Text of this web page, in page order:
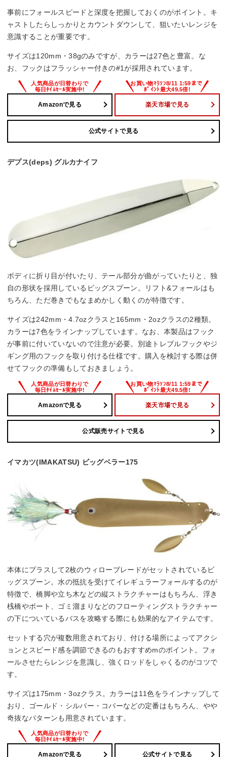
事前にフォールスピードと深度を把握しておくのがポイント。キ
ャストしたらしっかりとカウントダウンして、狙いたいレンジを
意識することが重要です。
サイズは120mm・38gのみですが、カラーは27色と豊富。な
お、フックはフラッシャー付きの#1が採用されています。
Amazonで見る 楽天市場で見る
公式サイトで見る
デプス(deps) グルカナイフ
ボディに折り目が付いたり、テール部分が曲がっていたりと、独
自の形状を採用しているビッグスプーン。リフト&フォールはも
ちろん、ただ巻きでもなまめかしく動くのが特徴です。
サイズは242mm・4.7ozクラスと165mm・2ozクラスの2種類。
カラーは7色をラインナップしています。なお、本製品はフック
が事前に付いていないので注意が必要。別途トレブルフックやジ
ギング用のフックを取り付ける仕様です。購入を検討する際は併
せてフックの準備もしておきましょう。
Amazonで見る 楽天市場で見る
公式販売サイトで見る
イマカツ(IMAKATSU) ビッグベラー175
本体にプラスして2枚のウィローブレードがセットされているビ
ッグスプーン。水の抵抗を受けてイレギュラーフォールするのが
特徴で、橋脚や立ち木などの縦ストラクチャーはもちろん、浮き
桟橋やボート、ゴミ溜まりなどのフローティングストラクチャー
の下についているバスを攻略する際にも効果的なアイテムです。
セットする穴が複数用意されており、付ける場所によってアクシ
ョンとスピード感を調節できるのもおすすめmのポイント。フォ
ールさせたらレンジを意識し、強くロッドをしゃくるのがコツで
す。
サイズは175mm・3ozクラス。カラーは11色をラインナップして
おり、ゴールド・シルバー・コパーなどの定番はもちろん、やや
奇抜なパターンも用意されています。
Amazonで見る 公式サイトで見る